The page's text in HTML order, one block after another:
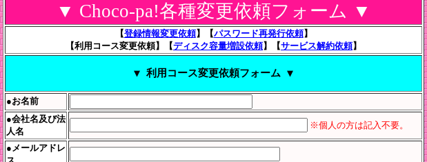
▼ Choco-pa!各種変更依頼フォーム ▼
【登録情報変更依頼】【パスワード再発行依頼】
【利用コース変更依頼】【ディスク容量増設依頼】【サービス解約依頼】
▼ 利用コース変更依頼フォーム ▼
●お名前
●会社名及び法
人名
※個人の方は記入不要。
●メールアドレ